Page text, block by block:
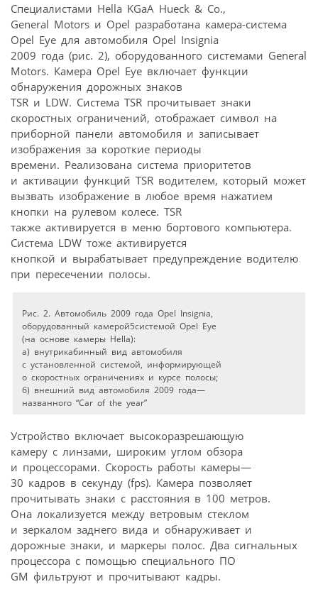
Специалистами Hella KGaA Hueck & Co.,
General Motors и Opel разработана камера-система
Opel Eye для автомобиля Opel Insignia
2009 года (рис. 2), оборудованного системами General
Motors. Камера Opel Eye включает функции
обнаружения дорожных знаков
TSR и LDW. Система TSR прочитывает знаки
скоростных ограничений, отображает символ на
приборной панели автомобиля и записывает
изображения за короткие периоды
времени. Реализована система приоритетов
и активации функций TSR водителем, который может
вызвать изображение в любое время нажатием
кнопки на рулевом колесе. TSR
также активируется в меню бортового компьютера.
Система LDW тоже активируется
кнопкой и вырабатывает предупреждение водителю
при пересечении полосы.
Рис. 2. Автомобиль 2009 года Opel Insignia,
оборудованный камерой5системой Opel Eye
(на основе камеры Hella):
а) внутрикабинный вид автомобиля
с установленной системой, информирующей
о скоростных ограничениях и курсе полосы;
б) внешний вид автомобиля 2009 года—
названного “Car of the year”
Устройство включает высокоразрешающую
камеру с линзами, широким углом обзора
и процессорами. Скорость работы камеры—
30 кадров в секунду (fps). Камера позволяет
прочитывать знаки с расстояния в 100 метров.
Она локализуется между ветровым стеклом
и зеркалом заднего вида и обнаруживает и
дорожные знаки, и маркеры полос. Два сигнальных
процессора с помощью специального ПО
GM фильтруют и прочитывают кадры.